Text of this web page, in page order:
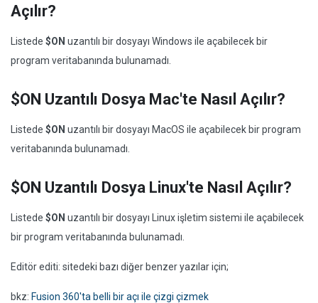
Açılır?
Listede $ON uzantılı bir dosyayı Windows ile açabilecek bir
program veritabanında bulunamadı.
$ON Uzantılı Dosya Mac'te Nasıl Açılır?
Listede $ON uzantılı bir dosyayı MacOS ile açabilecek bir program
veritabanında bulunamadı.
$ON Uzantılı Dosya Linux'te Nasıl Açılır?
Listede $ON uzantılı bir dosyayı Linux işletim sistemi ile açabilecek
bir program veritabanında bulunamadı.
Editör editi: sitedeki bazı diğer benzer yazılar için;
bkz: Fusion 360'ta belli bir açı ile çizgi çizmek